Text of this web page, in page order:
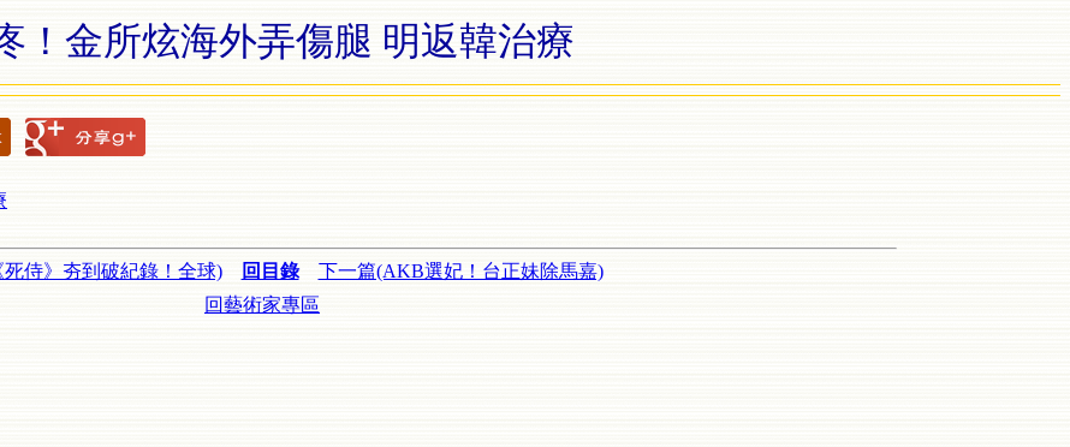
！金所炫海外弄傷腿 明返韓治療
死侍》夯到破紀錄！全球) 回目錄
下一篇(AKB選妃！台正妹除馬嘉)
回藝術家專區